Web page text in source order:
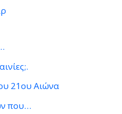
21ου Αιώνα
που…